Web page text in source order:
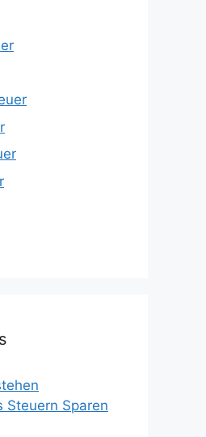
Steuern Sparen